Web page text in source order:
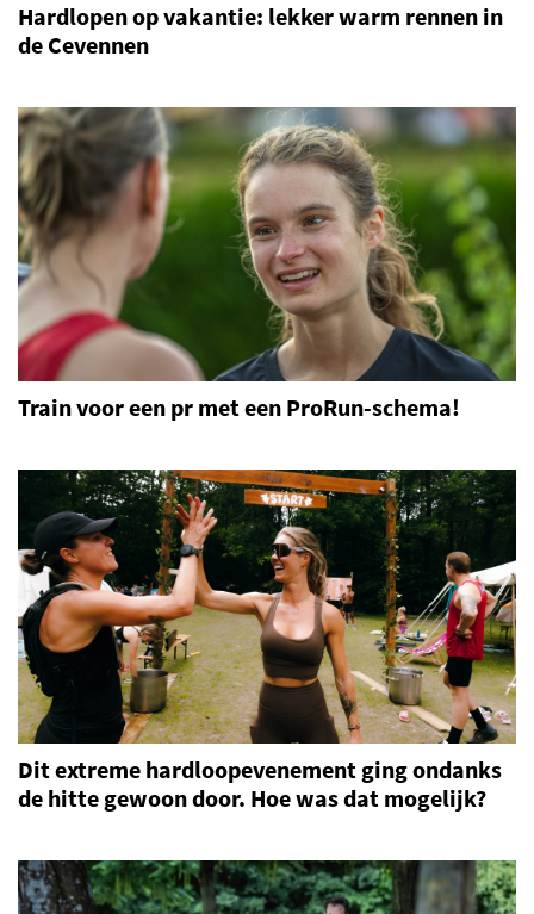
Hardlopen op vakantie: lekker warm rennen in
de Cevennen
Train voor een pr met een ProRun-schema!
Dit extreme hardloopevenement ging ondanks
de hitte gewoon door. Hoe was dat mogelijk?